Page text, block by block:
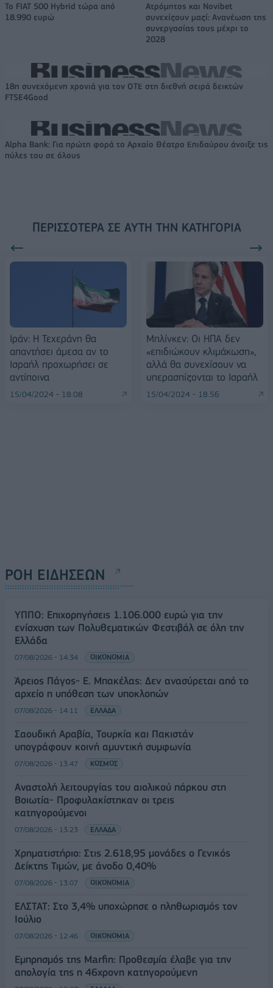
Το FIAT 500 Hybrid τώρα από
18.990 ευρώ
Ατρόμητος και Novibet
συνεχίζουν μαζί: Ανανέωση της
συνεργασίας τους μέχρι το
2028
18η συνεχόμενη χρονιά για τον ΟΤΕ στη διεθνή σειρά δεικτών
FTSE4Good
Alpha Bank: Για πρώτη φορά το Αρχαίο Θέατρο Επιδαύρου άνοιξε τις
πύλες του σε όλους
ΠΕΡΙΣΣΌΤΕΡΑ ΣΕ ΑΥΤΉ ΤΗΝ ΚΑΤΗΓΟΡΊΑ
Ιράν: Η Τεχεράνη θα
απαντήσει άμεσα αν το
Ισραήλ προχωρήσει σε
αντίποινα
15/04/2024 - 18:08
Μπλίνκεν: Οι ΗΠΑ δεν
«επιδιώκουν κλιμάκωση»,
αλλά θα συνεχίσουν να
υπερασπίζονται το Ισραήλ
15/04/2024 - 18:56
ΡΟΗ ΕΙΔΗΣΕΩΝ
ΥΠΠΟ: Επιχορηγήσεις 1.106.000 ευρώ για την
ενίσχυση των Πολυθεματικών Φεστιβάλ σε όλη την
Ελλάδα
07/08/2026 - 14:34 ΟΙΚΟΝΟΜΙΑ
Άρειος Πάγος- Ε. Μπακέλας: Δεν ανασύρεται από το
αρχείο η υπόθεση των υποκλοπών
07/08/2026 - 14:11 ΕΛΛΑΔΑ
Σαουδική Αραβία, Τουρκία και Πακιστάν
υπογράφουν κοινή αμυντική συμφωνία
07/08/2026 - 13:47 ΚΟΣΜΟΣ
Αναστολή λειτουργίας του αιολικού πάρκου στη
Βοιωτία- Προφυλακίστηκαν οι τρεις
κατηγορούμενοι
07/08/2026 - 13:23 ΕΛΛΑΔΑ
Χρηματιστήριο: Στις 2.618,95 μονάδες ο Γενικός
Δείκτης Τιμών, με άνοδο 0,40%
07/08/2026 - 13:07 ΟΙΚΟΝΟΜΙΑ
ΕΛΣΤΑΤ: Στο 3,4% υποχώρησε ο πληθωρισμός τον
Ιούλιο
07/08/2026 - 12:46 ΟΙΚΟΝΟΜΙΑ
Εμπρησμός της Marfin: Προθεσμία έλαβε για την
απολογία της η 46χρονη κατηγορούμενη